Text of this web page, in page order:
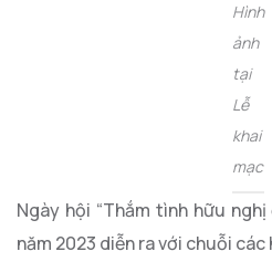
Hình
ảnh
tại
Lễ
khai
mạc
Ngày hội “Thắm tình hữu
năm 2023 diễn ra với chuỗi